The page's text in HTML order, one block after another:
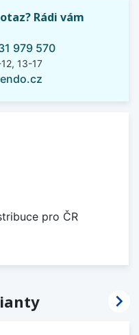
Rádi vám
979 570
13-17
pro ČR
